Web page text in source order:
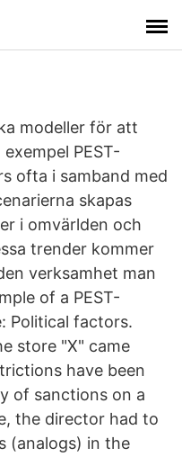
modeller för att
PEST-
ofta i samband med
skapas
i omvärlden och
trender kommer
verksamhet man
of a PEST-
Political factors.
store "X" came
have been
of sanctions on a
the director had to
(analogs) in the